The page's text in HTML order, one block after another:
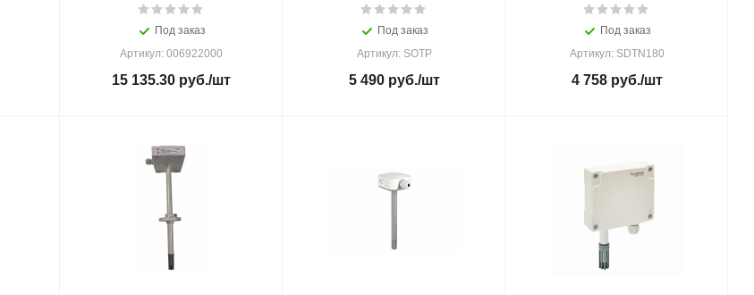
Под заказ
Артикул: 006922000
15 135.30 руб./шт
Под заказ
Артикул: SOTP
5 490руб./шт
Под заказ
Артикул: SDTN180
4 758руб./шт